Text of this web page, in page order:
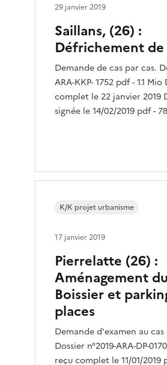
Saillans, (26) :
Défrichement de
Demande de cas par cas.
ARA-KKP- 1752 pdf - 1.1
complet le 22 janvier 2019
signée le 14/02/2019 pdf -
29 janvier 2019
Pierrelatte (26) :
Aménagement
Boissier et
places
Demande d'examen au cas
Dossier n°2019-ARA-DP-
reçu complet le 11/01/2019
K/K projet urbanisme
17 janvier 2019